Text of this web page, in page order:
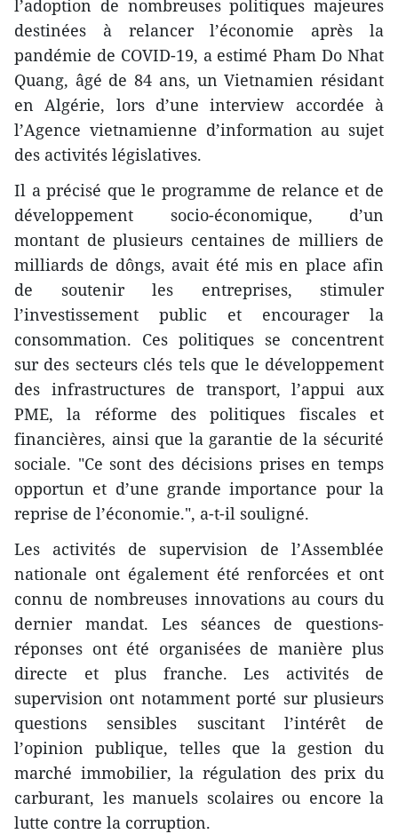
l’adoption de nombreuses politiques majeures
destinées à relancer l’économie après la
pandémie de COVID-19, a estimé Pham Do Nhat
Quang, âgé de 84 ans, un Vietnamien résidant
en Algérie, lors d’une interview accordée à
l’Agence vietnamienne d’information au sujet
des activités législatives.
Il a précisé que le programme de relance et de
développement socio-économique, d’un
montant de plusieurs centaines de milliers de
milliards de dôngs, avait été mis en place afin
de soutenir les entreprises, stimuler
l’investissement public et encourager la
consommation. Ces politiques se concentrent
sur des secteurs clés tels que le développement
des infrastructures de transport, l’appui aux
PME, la réforme des politiques fiscales et
financières, ainsi que la garantie de la sécurité
sociale. "Ce sont des décisions prises en temps
opportun et d’une grande importance pour la
reprise de l’économie.", a-t-il souligné.
Les activités de supervision de l’Assemblée
nationale ont également été renforcées et ont
connu de nombreuses innovations au cours du
dernier mandat. Les séances de questions-
réponses ont été organisées de manière plus
directe et plus franche. Les activités de
supervision ont notamment porté sur plusieurs
questions sensibles suscitant l’intérêt de
l’opinion publique, telles que la gestion du
marché immobilier, la régulation des prix du
carburant, les manuels scolaires ou encore la
lutte contre la corruption.